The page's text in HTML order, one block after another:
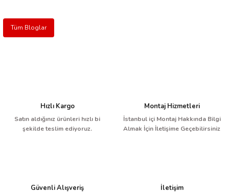
Tüm Bloglar
Hızlı Kargo
Satın aldığınız ürünleri hızlı bi
şekilde teslim ediyoruz.
Montaj Hizmetleri
İstanbul içi Montaj Hakkında Bilgi
Almak İçin İletişime Geçebilirsiniz
Güvenli Alışveriş İletişim